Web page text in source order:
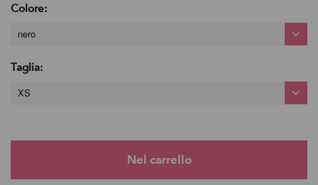
Colore:
nero
Taglia:
XS